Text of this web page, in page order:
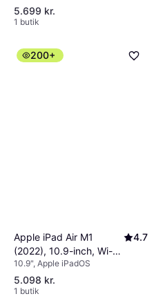
5.699 kr.
1 butik
200+
Apple iPad Air M1
(2022), 10.9-inch, Wi-Fi,
64GB Space Grey
4.7
10.9", Apple iPadOS
5.098 kr.
1 butik